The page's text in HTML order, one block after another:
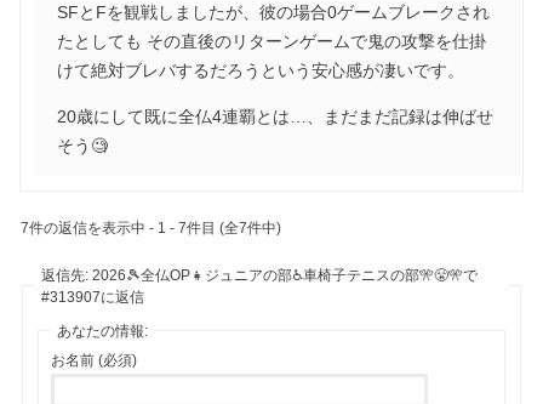
SFとFを観戦しましたが、彼の場合0ゲームブレークされ
たとしても その直後のリターンゲームで鬼の攻撃を仕掛
けて絶対ブレバするだろうという安心感が凄いです。
20歳にして既に全仏4連覇とは…、まだまだ記録は伸ばせ
そう🧐
7件の返信を表示中 - 1 - 7件目 (全7件中)
返信先: 2026🎾全仏OP👧ジュニアの部♿車椅子テニスの部🎌😤🎌で
#313907に返信
あなたの情報:
お名前 (必須)